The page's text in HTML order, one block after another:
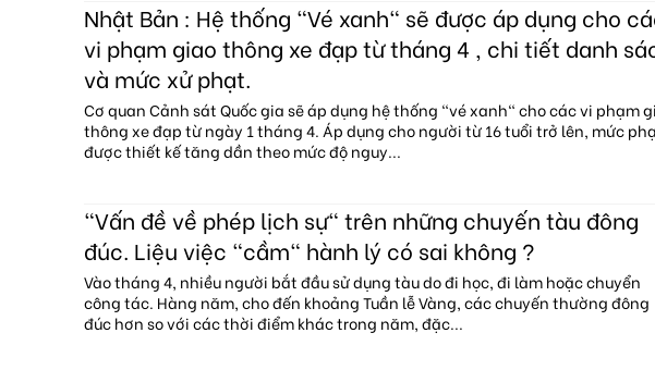
Nhật Bản : Hệ thống "Vé xanh" sẽ được áp dụng cho
vi phạm giao thông xe đạp từ tháng 4 , chi tiết danh
và mức xử phạt.
Cơ quan Cảnh sát Quốc gia sẽ áp dụng hệ thống "vé xanh" cho các vi phạm
thông xe đạp từ ngày 1 tháng 4. Áp dụng cho người từ 16 tuổi trở lên, mức
được thiết kế tăng dần theo mức độ nguy...
"Vấn đề về phép lịch sự" trên những chuyến tàu đông
đúc. Liệu việc "cầm" hành lý có sai không ?
Vào tháng 4, nhiều người bắt đầu sử dụng tàu do đi học, đi làm hoặc chuyển
công tác. Hàng năm, cho đến khoảng Tuần lễ Vàng, các chuyến thường đông
đúc hơn so với các thời điểm khác trong năm, đặc...